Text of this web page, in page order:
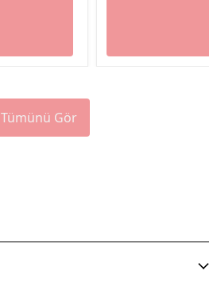
Tümünü Gör